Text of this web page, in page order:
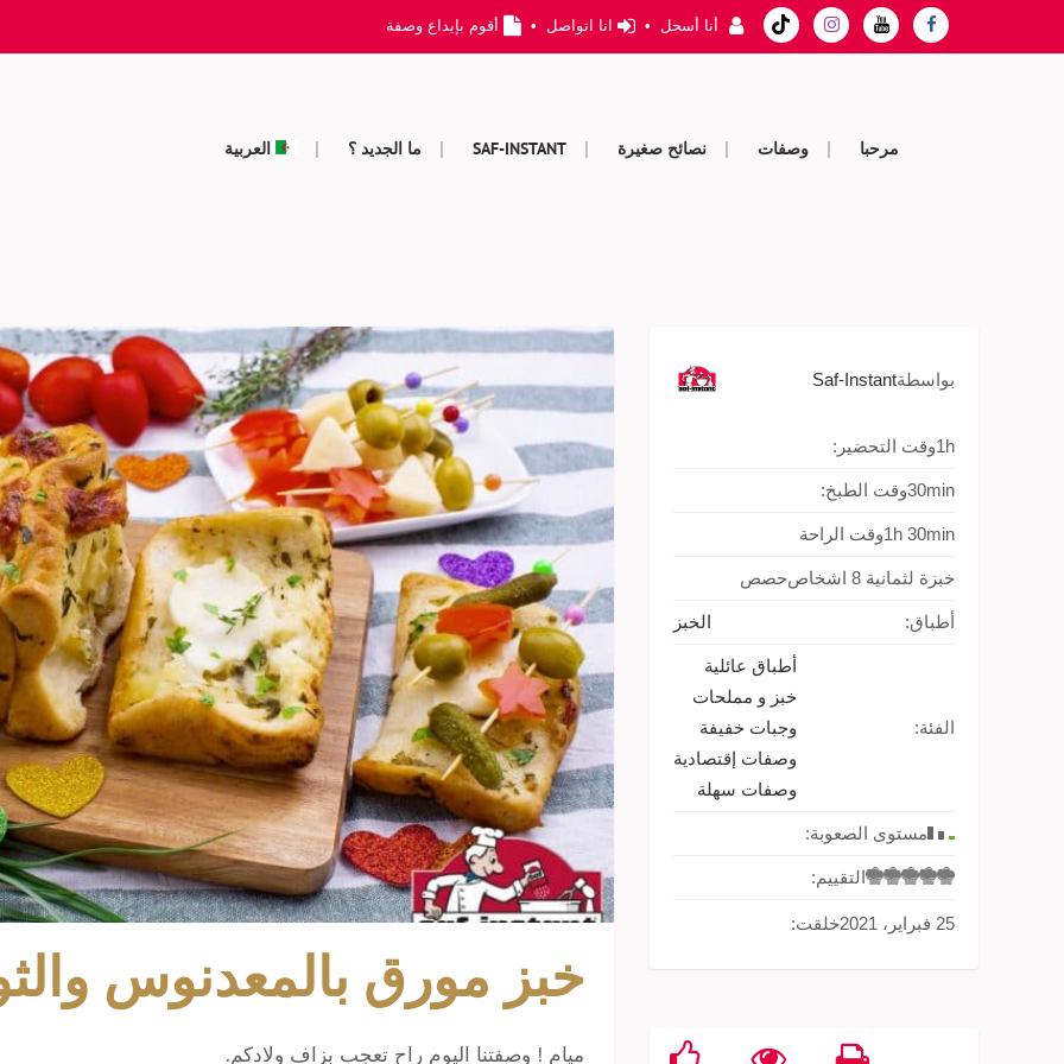
أنا أسجل • انا اتواصل • أقوم بإيداع وصفة
مرحبا وصفات نصائح صغيرة SAF-INSTANT ما الجديد ؟ العربية
خبز مورق بالمعدنوس
ميام ! وصفتنا اليوم راح تعجب بزاف ولادكم.
بواسطةSaf-Instant
وقت التحضير:1h
وقت الطبخ:30min
وقت الراحة1h 30min
حصص خبزة لثمانية 8 اشخاص
أطباق: الخبز
الفئة:
أطباق عائلية
خبز و مملحات
وجبات خفيفة
وصفات إقتصادية
وصفات سهلة
مستوى الصعوبة:
التقييم:
خلقت: 25 فبراير، 2021